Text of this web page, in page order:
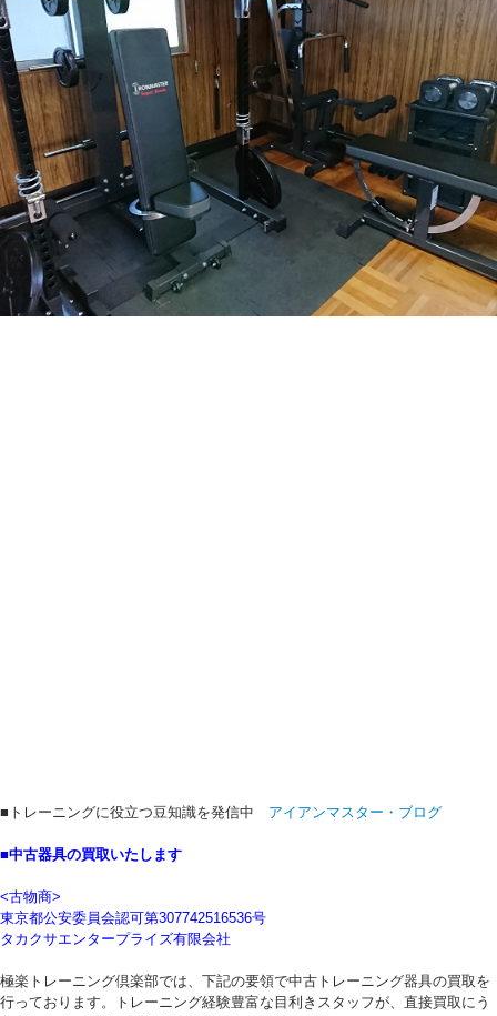
■トレーニングに役立つ豆知識を発信中 アイアンマスター・ブログ
■中古器具の買取いたします
<古物商>
東京都公安委員会認可第307742516536号
タカクサエンタープライズ有限会社
極楽トレーニング倶楽部では、下記の要領で中古トレーニング器具の買取を
行っております。トレーニング経験豊富な目利きスタッフが、直接買取にう